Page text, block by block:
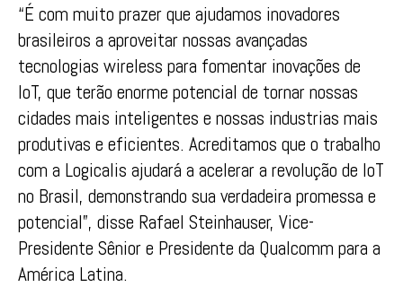
“É com muito prazer que ajudamos inovadores
brasileiros a aproveitar nossas avançadas
tecnologias wireless para fomentar inovações de
IoT, que terão enorme potencial de tornar nossas
cidades mais inteligentes e nossas industrias mais
produtivas e eficientes. Acreditamos que o trabalho
com a Logicalis ajudará a acelerar a revolução de IoT
no Brasil, demonstrando sua verdadeira promessa e
potencial”, disse Rafael Steinhauser, Vice-
Presidente Sênior e Presidente da Qualcomm para a
América Latina.